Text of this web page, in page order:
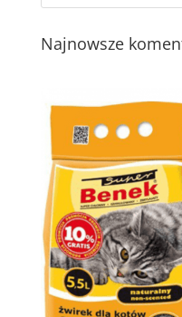
Najnowsze